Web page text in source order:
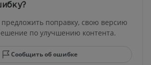
предложить поправку, свою версию
по улучшению контента.
Сообщить об ошибке